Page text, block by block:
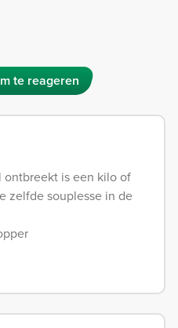
te reageren
ontbreekt is een kilo of
zelfde souplesse in de